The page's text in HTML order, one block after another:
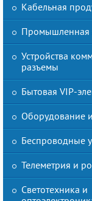
Кабельная
Промышленная
Устройства
разъемы
Бытовая VIP-
Оборудование
Беспроводные
Телеметрия и
Светотехника и